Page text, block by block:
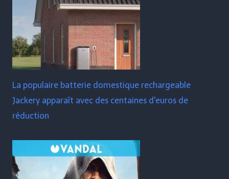
La populaire batterie domestique rechargeable
Jackery apparaît avec des centaines d'euros de
réduction